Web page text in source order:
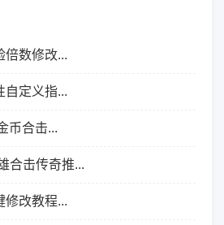
倍数修改...
自定义指...
币合击...
合击传奇推...
修改教程...